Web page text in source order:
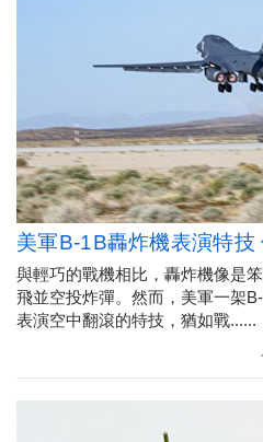
美軍B-1B轟炸機表演特技
與輕巧的戰機相比，轟炸機像是
飛並空投炸彈。然而，美軍一架
表演空中翻滾的特技，猶如戰......